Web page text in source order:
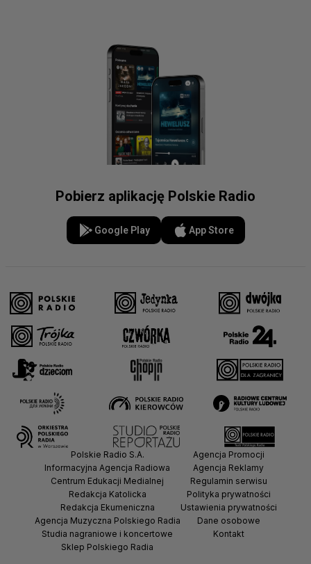
Pobierz aplikację Polskie Radio
Google Play App Store
Polskie Radio S.A.
Informacyjna Agencja Radiowa
Centrum Edukacji Medialnej
Redakcja Katolicka
Redakcja Ekumeniczna
Agencja Muzyczna Polskiego Radia
Studia nagraniowe i koncertowe
Sklep Polskiego Radia
Agencja Promocji
Agencja Reklamy
Regulamin serwisu
Polityka prywatności
Ustawienia prywatności
Dane osobowe
Kontakt